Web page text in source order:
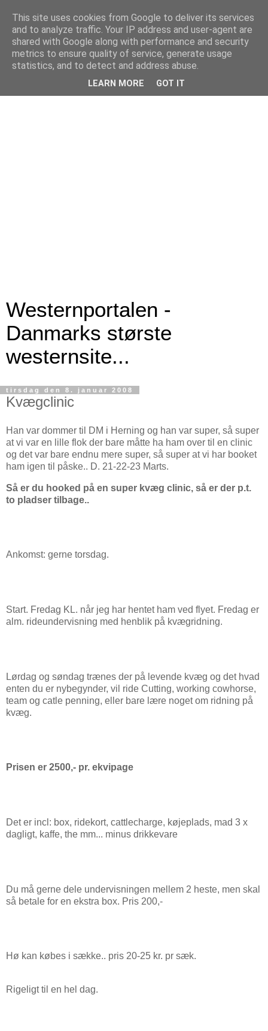
Westernportalen -
Danmarks største
westernsite...
tirsdag den 8. januar 2008
Kvægclinic
Han var dommer til DM i Herning og han var super, så super
at vi var en lille flok der bare måtte ha ham over til en clinic
og det var bare endnu mere super, så super at vi har booket
ham igen til påske.. D. 21-22-23 Marts.
Så er du hooked på en super kvæg clinic, så er der p.t.
to pladser tilbage..
Ankomst: gerne torsdag.
Start. Fredag KL. når jeg har hentet ham ved flyet. Fredag er
alm. rideundervisning med henblik på kvægridning.
Lørdag og søndag trænes der på levende kvæg og det hvad
enten du er nybegynder, vil ride Cutting, working cowhorse,
team og catle penning, eller bare lære noget om ridning på
kvæg.
Prisen er 2500,- pr. ekvipage
Det er incl: box, ridekort, cattlecharge, køjeplads, mad 3 x
dagligt, kaffe, the mm... minus drikkevare
Du må gerne dele undervisningen mellem 2 heste, men skal
så betale for en ekstra box. Pris 200,-
Hø kan købes i sække.. pris 20-25 kr. pr sæk.
Rigeligt til en hel dag.
This site uses cookies from Google to deliver its services
and to analyze traffic. Your IP address and user-agent are
shared with Google along with performance and security
metrics to ensure quality of service, generate usage
statistics, and to detect and address abuse.
LEARN MORE GOT IT